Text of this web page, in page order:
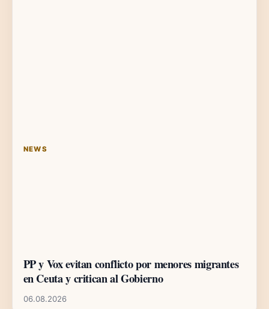
NEWS
PP y Vox evitan conflicto por menores migrantes
en Ceuta y critican al Gobierno
06.08.2026